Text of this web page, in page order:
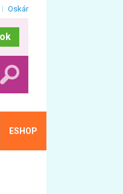
Oskár
ESHOP